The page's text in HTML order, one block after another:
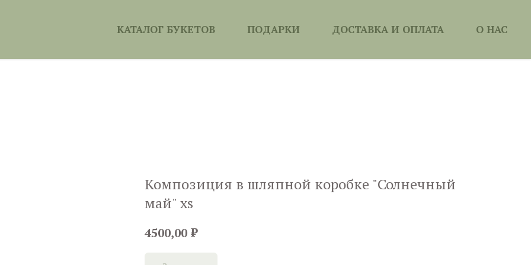
КАТАЛОГ БУКЕТОВ ПОДАРКИ ДОСТАВКА И ОПЛАТА О НАС
Композиция в шляпной коробке "Солнечный
май" xs
4500,00 ₽